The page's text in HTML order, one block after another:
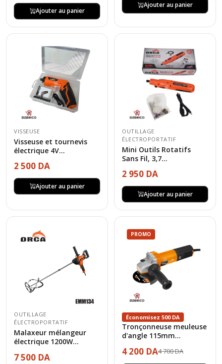
Ajouter au panier
Ajouter au panier
VISSEUSE
Visseuse et tournevis
électrique 4V...
2 500 DA
Ajouter au panier
OUTILLAGE
ÉLECTROPORTATIF
Mini Outils Rotatifs
Sans Fil, 3,7...
2 950 DA
Ajouter au panier
OUTILLAGE
ÉLECTROPORTATIF
Malaxeur mélangeur
électrique 1200W...
7 500 DA
PROMO
Économisez 500 DA
Tronçonneuse meuleuse
d'angle 115mm...
4 200 DA4 700 DA